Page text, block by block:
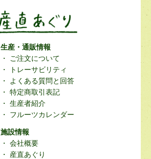
生産・通販情報
ご注文について
トレーサビリティ
よくある質問と回答
特定商取引表記
生産者紹介
フルーツカレンダー
施設情報
会社概要
産直あぐり